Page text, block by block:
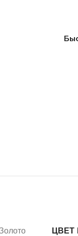
Золото ЦВЕТ